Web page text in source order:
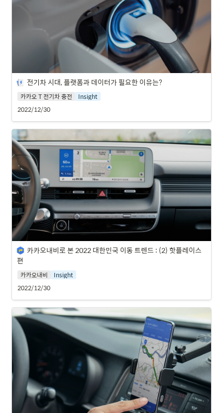
전기차 시대, 플랫폼과 데이터가 필요한 이유는?
카카오 T 전기차 충전
Insight
2022/12/30
카카오내비로 본 2022 대한민국 이동 트렌드 : (2) 핫플레이스
편
카카오내비
Insight
2022/12/30